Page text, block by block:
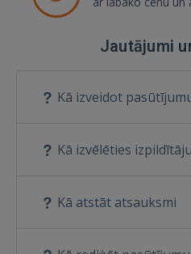
Jautājumi
Kā izveidot
Kā izvēlēties izpildītāju
Kā atstāt atsauksmi